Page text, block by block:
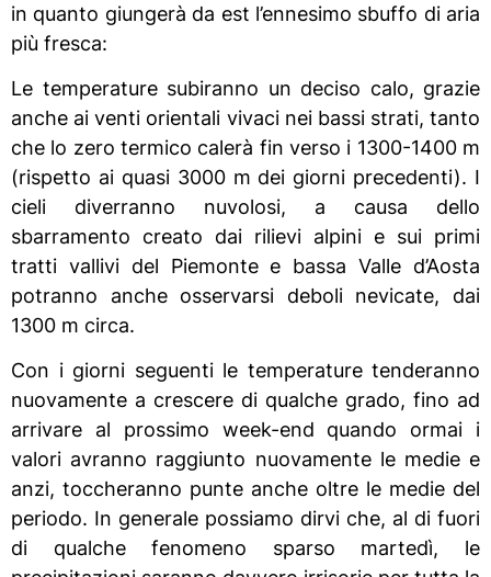
in quanto giungerà da est l’ennesimo sbuffo di aria
più fresca:
Le temperature subiranno un deciso calo, grazie
anche ai venti orientali vivaci nei bassi strati, tanto
che lo zero termico calerà fin verso i 1300-1400 m
(rispetto ai quasi 3000 m dei giorni precedenti). I
cieli diverranno nuvolosi, a causa dello
sbarramento creato dai rilievi alpini e sui primi
tratti vallivi del Piemonte e bassa Valle d’Aosta
potranno anche osservarsi deboli nevicate, dai
1300 m circa.
Con i giorni seguenti le temperature tenderanno
nuovamente a crescere di qualche grado, fino ad
arrivare al prossimo week-end quando ormai i
valori avranno raggiunto nuovamente le medie e
anzi, toccheranno punte anche oltre le medie del
periodo. In generale possiamo dirvi che, al di fuori
di qualche fenomeno sparso martedì, le